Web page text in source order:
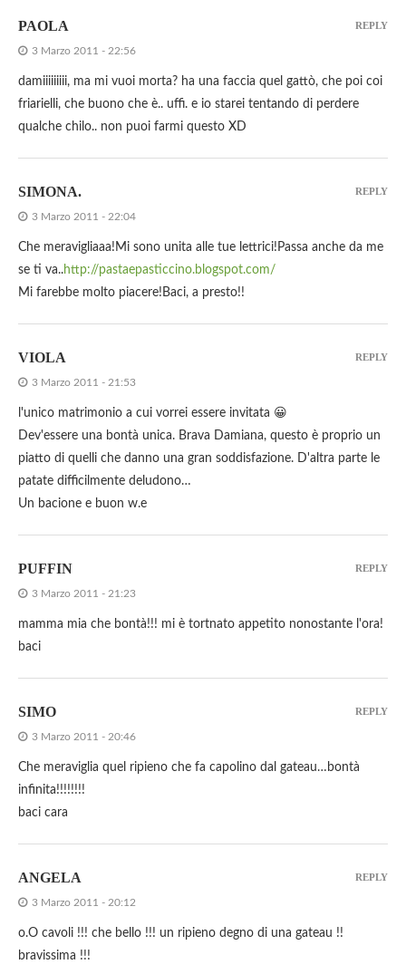
PAOLA
3 Marzo 2011 - 22:56
damiiiiiiiii, ma mi vuoi morta? ha una faccia quel gattò, che poi coi
friarielli, che buono che è.. uffi. e io starei tentando di perdere
qualche chilo.. non puoi farmi questo XD
REPLY
SIMONA.
3 Marzo 2011 - 22:04
Che meravigliaaa!Mi sono unita alle tue lettrici!Passa anche da me
se ti va..http://pastaepasticcino.blogspot.com/
Mi farebbe molto piacere!Baci, a presto!!
REPLY
VIOLA
3 Marzo 2011 - 21:53
l'unico matrimonio a cui vorrei essere invitata 😀
Dev'essere una bontà unica. Brava Damiana, questo è proprio un
piatto di quelli che danno una gran soddisfazione. D'altra parte le
patate difficilmente deludono…
Un bacione e buon w.e
REPLY
PUFFIN
3 Marzo 2011 - 21:23
mamma mia che bontà!!! mi è tortnato appetito nonostante l'ora!
baci
REPLY
SIMO
3 Marzo 2011 - 20:46
Che meraviglia quel ripieno che fa capolino dal gateau…bontà
infinita!!!!!!!!
baci cara
REPLY
ANGELA
3 Marzo 2011 - 20:12
o.O cavoli !!! che bello !!! un ripieno degno di una gateau !!
bravissima !!!
REPLY